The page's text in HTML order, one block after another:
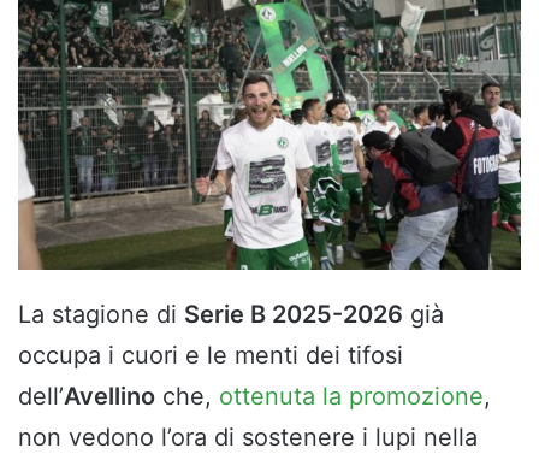
La stagione di Serie B 2025-2026 già
occupa i cuori e le menti dei tifosi
dell’Avellino che, ottenuta la promozione,
non vedono l’ora di sostenere i lupi nella